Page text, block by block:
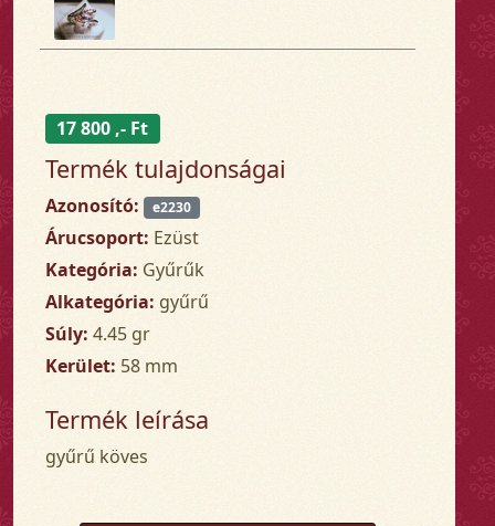
17 800 ,- Ft
Termék tulajdonságai
Azonosító: e2230
Árucsoport: Ezüst
Kategória: Gyűrűk
Alkategória: gyűrű
Súly: 4.45 gr
Kerület: 58 mm
Termék leírása
gyűrű köves